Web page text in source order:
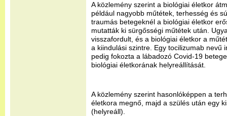
A közlemény szerint a biológiai életkor
például nagyobb műtétek, terhesség és
traumás betegeknél a biológiai életkor
mutatták ki sürgősségi műtétek után.
visszafordult, és a biológiai életkor a
a kiindulási szintre. Egy tocilizumab nevű
pedig fokozta a lábadozó Covid-19
biológiai életkorának helyreállítását.
A közlemény szerint hasonlóképpen a
életkora megnő, majd a szülés után egy
(helyreáll).